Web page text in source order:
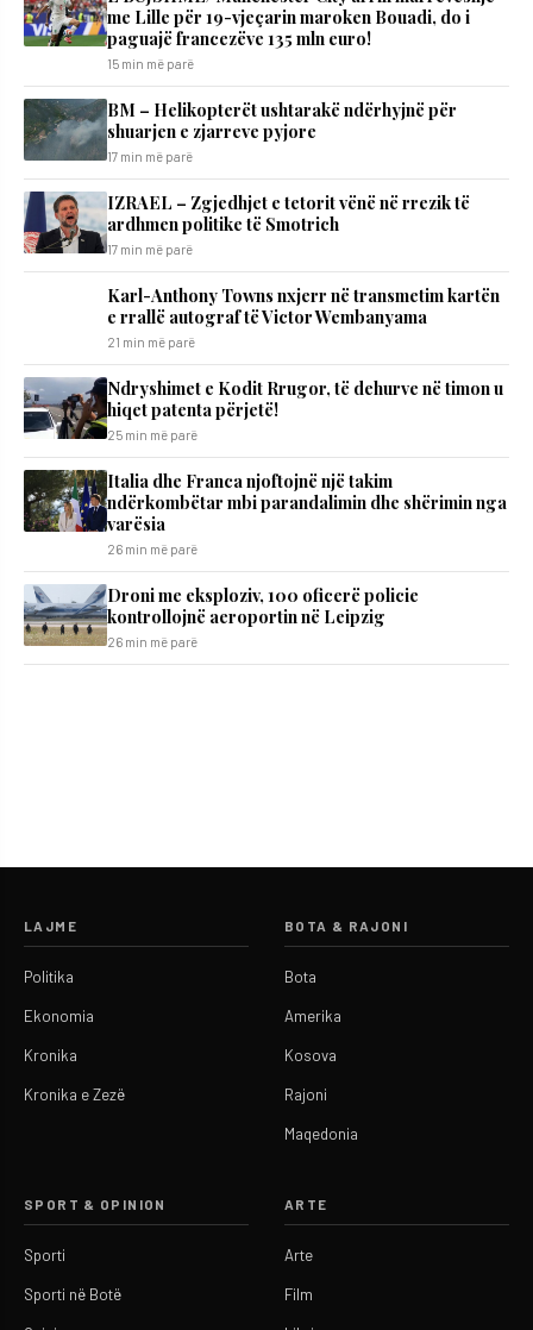
me Lille për 19-vjeçarin maroken Bouadi, do i
paguajë francezëve 135 mln euro!
15 min më parë
BM – Helikopterët ushtarakë ndërhyjnë për
shuarjen e zjarreve pyjore
17 min më parë
IZRAEL – Zgjedhjet e tetorit vënë në rrezik të
ardhmen politike të Smotrich
17 min më parë
Karl-Anthony Towns nxjerr në transmetim kartën
e rrallë autograf të Victor Wembanyama
21 min më parë
Ndryshimet e Kodit Rrugor, të dehurve në timon u
hiqet patenta përjetë!
25 min më parë
Italia dhe Franca njoftojnë një takim
ndërkombëtar mbi parandalimin dhe shërimin nga
varësia
26 min më parë
Droni me eksploziv, 100 oficerë policie
kontrollojnë aeroportin në Leipzig
26 min më parë
LAJME
Politika
Ekonomia
Kronika
Kronika e Zezë
BOTA & RAJONI
Bota
Amerika
Kosova
Rajoni
Maqedonia
SPORT & OPINION
Sporti
Sporti në Botë
ARTE
Arte
Film